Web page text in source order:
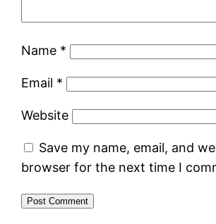
Name *
Email *
Website
Save my name, email, and
browser for the next time I